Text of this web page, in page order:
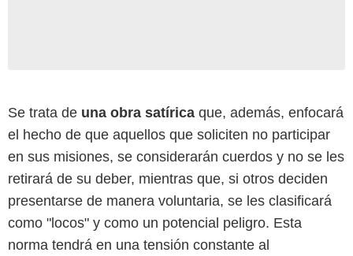
Se trata de una obra satírica que, además, enfocará
el hecho de que aquellos que soliciten no participar
en sus misiones, se considerarán cuerdos y no se les
retirará de su deber, mientras que, si otros deciden
presentarse de manera voluntaria, se les clasificará
como "locos" y como un potencial peligro. Esta
norma tendrá en una tensión constante al